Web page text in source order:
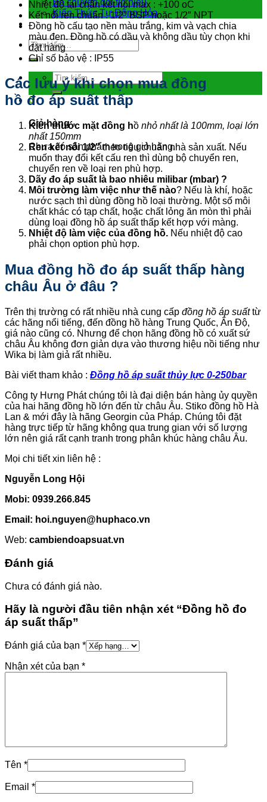
Kiến Thức Tự Động Hóa
Liên hệ
Tìm
kiếm:
Tìm
kiếm:
0
Giỏ hàng
Chưa có sản phẩm trong giỏ hàng.
Nhiệt độ tại chân kết nối max : +100 oC
Kết nối ren chuẩn : 1/2″ BSP hoặc 1/2″ NPT
Đồng hồ cấu tạo nền màu trắng, kim và vạch chia
màu đen. Đồng hồ có dầu và không dầu tùy chọn khi
đặt hàng
Chỉ số bảo vệ : IP55
Các lưu ý khi chọn mua đồng
hồ đo áp suất thấp
Kích thước mặt đồng hồ nhỏ nhất là 100mm, loại lớn
nhất 150mm
Ren kết nối 1/2″theo tiêu chuẩn nhà sản xuất. Nếu
muốn thay đổi kết cấu ren thì dùng bộ chuyển ren,
chuyển ren về loại ren phù hợp.
Dãy đo áp suất là bao nhiêu milibar (mbar) ?
Môi trường làm việc như thế nào? Nếu là khí, hoặc
nước sạch thì dùng đồng hồ loại thường. Một số môi
chất khác có tạp chất, hoặc chất lỏng ăn mòn thì phải
dùng loại đồng hồ áp suất thấp kết hợp với màng.
Nhiệt độ làm việc của đồng hồ. Nếu nhiệt độ cao
phải chọn option phù hợp.
Mua đồng hồ đo áp suất thấp hàng
châu Âu ở đâu ?
Trên thị trường có rất nhiều nhà cung cấp đồng hồ áp suấttừ
các hãng nổi tiếng, đến đồng hồ hàng Trung Quốc, Ấn Độ,
giá nào cũng có. Nhưng để chọn hãng đồng hồ có xuất sứ
châu Âu không đơn giản dựa vào thương hiệu nồi tiếng như
Wika bị làm giả rất nhiều.
Bài viết tham khảo : Đồng hồ áp suất thủy lực 0-250bar
Công ty Hưng Phát chúng tôi là đại diện bán hàng ủy quyền
của hai hãng đồng hồ lớn đến từ châu Âu. Stiko đồng hồ Hà
Lan & mới đây là hãng Georgin của Pháp. Chúng tôi đặt
hàng trực tiếp từ hãng không qua trung gian với số lượng
lớn nên giá rất cạnh tranh trong phân khúc hàng châu Âu.
Mọi chi tiết xin liên hệ :
Nguyễn Long Hội
Mobi: 0939.266.845
Email: hoi.nguyen@huphaco.vn
Web: cambiendoapsuat.vn
Đánh giá
Chưa có đánh giá nào.
Hãy là người đầu tiên nhận xét “Đồng hồ đo
áp suất thấp”
Đánh giá của bạn *
Nhận xét của bạn *
Tên *
Email *